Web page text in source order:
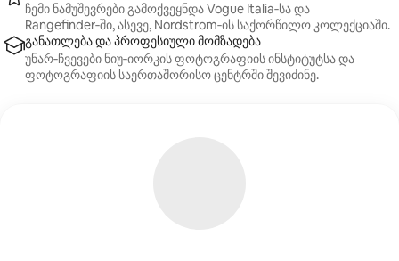
ჩემი ნამუშევრები გამოქვეყნდა Vogue Italia‑სა და
Rangefinder‑ში, ასევე, Nordstrom‑ის საქორწილო კოლექციაში.
განათლება და პროფესიული მომზადება
უნარ‑ჩვევები ნიუ‑იორკის ფოტოგრაფიის ინსტიტუტსა და
ფოტოგრაფიის საერთაშორისო ცენტრში შევიძინე.